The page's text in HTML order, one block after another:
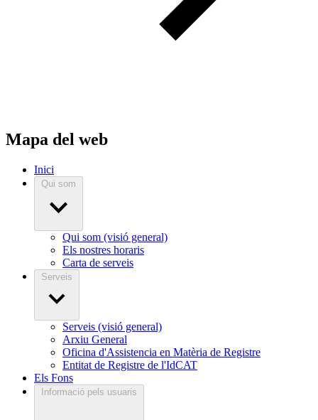
Mapa del web
Inici
Qui som
Qui som (visió general)
Els nostres horaris
Carta de serveis
Serveis
Serveis (visió general)
Arxiu General
Oficina d'Assistencia en Matèria de Registre
Entitat de Registre de l'IdCAT
Els Fons
Informació pels usuaris